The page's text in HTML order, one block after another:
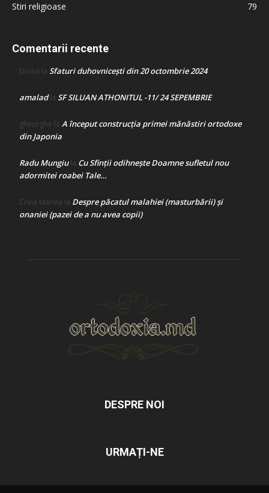
Stiri religioase
79
Comentarii recente
Doina la Sfaturi duhovnicești din 20 octombrie 2024
amaladla SF SILUAN ATHONITUL -11/ 24 SEPEMBRIE
gheorghe la A început construcţia primei mănăstiri ortodoxe
din Japonia
Radu Mungiula Cu Sfinții odihnește Doamne sufletul nou
adormitei roabei Tale…
Crina Marina la Despre păcatul malahiei (masturbării) şi
onaniei (pazei de a nu avea copii)
DESPRE NOI
URMAȚI-NE